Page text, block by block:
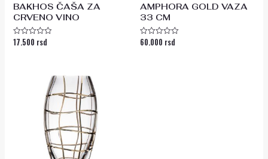
BAKHOS ČAŠA ZA
CRVENO VINO
Ocenjeno
17.500 rsd
AMPHORA GOLD VAZA
33 CM
Ocenjeno
60.000 rsd